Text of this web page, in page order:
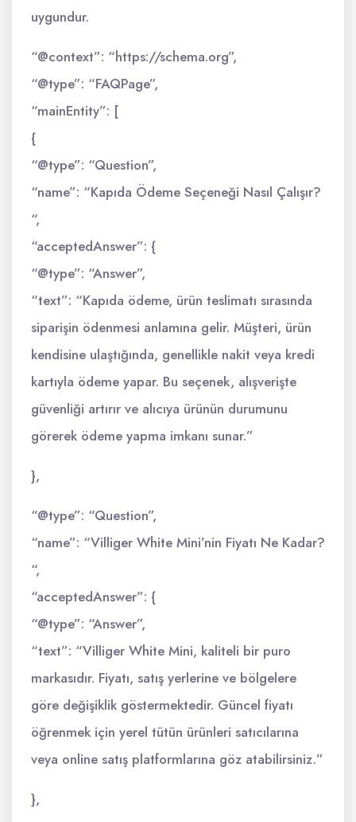
uygundur.
“@context”: “https://schema.org”,
“@type”: “FAQPage”,
“mainEntity”: [
{
“@type”: “Question”,
“name”: “Kapıda Ödeme Seçeneği Nasıl Çalışır?
“,
“acceptedAnswer”: {
“@type”: “Answer”,
“text”: “Kapıda ödeme, ürün teslimatı sırasında
siparişin ödenmesi anlamına gelir. Müşteri, ürün
kendisine ulaştığında, genellikle nakit veya kredi
kartıyla ödeme yapar. Bu seçenek, alışverişte
güvenliği artırır ve alıcıya ürünün durumunu
görerek ödeme yapma imkanı sunar.”
},
“@type”: “Question”,
“name”: “Villiger White Mini’nin Fiyatı Ne Kadar?
“,
“acceptedAnswer”: {
“@type”: “Answer”,
“text”: “Villiger White Mini, kaliteli bir puro
markasıdır. Fiyatı, satış yerlerine ve bölgelere
göre değişiklik göstermektedir. Güncel fiyatı
öğrenmek için yerel tütün ürünleri satıcılarına
veya online satış platformlarına göz atabilirsiniz.”
},